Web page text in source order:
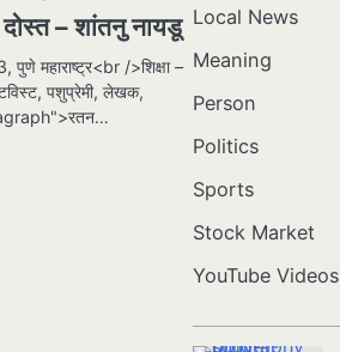
– शांतनु नायडू
महाराष्ट्र<br />शिक्षा –
पशुप्रेमी, लेखक,
Local News
Meaning
Person
Politics
Sports
Stock Market
YouTube Videos